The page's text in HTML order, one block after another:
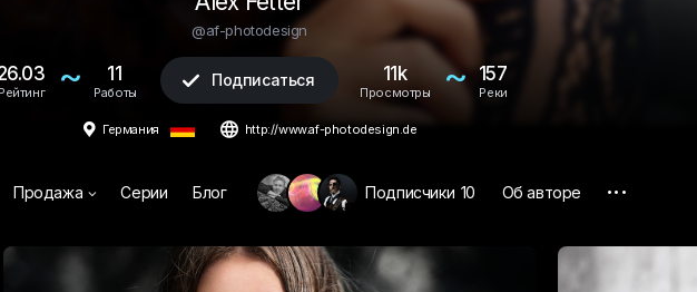
@af-photodesign
~ 11
Работы
 Подписаться 11k
Просмотры ~ 157
Реки
 Германия  http://www.af-photodesign.de
Продажа  Серии Блог Подписчики 10 Об авторе ...